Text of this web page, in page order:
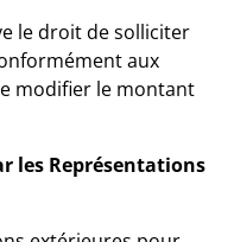
le droit de solliciter
aux
modifier le montant
les Représentations